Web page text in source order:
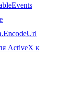
ActiveX к